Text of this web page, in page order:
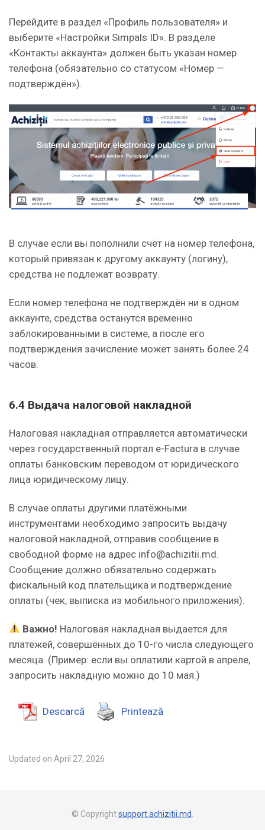
Перейдите в раздел «Профиль пользователя» и
выберите «Настройки Simpals ID». В разделе
«Контакты аккаунта» должен быть указан номер
телефона (обязательно со статусом «Номер —
подтверждён»).
В случае если вы пополнили счёт на номер телефона,
который привязан к другому аккаунту (логину),
средства не подлежат возврату.
Если номер телефона не подтверждён ни в одном
аккаунте, средства останутся временно
заблокированными в системе, а после его
подтверждения зачисление может занять более 24
часов.
6.4 Выдача налоговой накладной
Налоговая накладная отправляется автоматически
через государственный портал e-Factura в случае
оплаты банковским переводом от юридического
лица юридическому лицу.
В случае оплаты другими платёжными
инструментами необходимо запросить выдачу
налоговой накладной, отправив сообщение в
свободной форме на адрес info@achizitii.md.
Сообщение должно обязательно содержать
фискальный код плательщика и подтверждение
оплаты (чек, выписка из мобильного приложения).
Важно! Налоговая накладная выдается для
платежей, совершённых до 10-го числа следующего
месяца. (Пример: если вы оплатили картой в апреле,
запросить накладную можно до 10 мая.)
Descarcă Printează
Updated on April 27, 2026
© Copyrightsupport.achizitii.md